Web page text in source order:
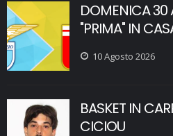
DOMENICA 30
"PRIMA" IN
10 Agosto 2026
BASKET IN
CICIOU